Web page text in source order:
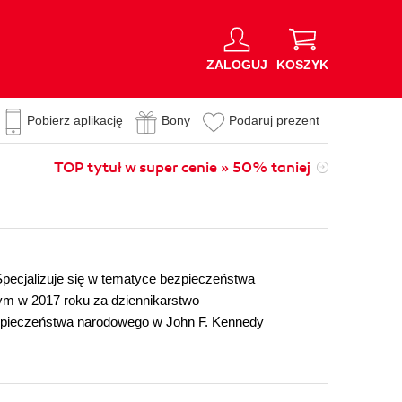
ZALOGUJ KOSZYK
Pobierz aplikację Bony Podaruj prezent
TOP tytuł w super cenie » 50% taniej
się w tematyce bezpieczeństwa
w 2017 roku za dziennikarstwo
narodowego w John F. Kennedy